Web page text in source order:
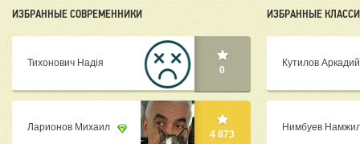
ИЗБРАННЫЕ СОВРЕМЕННИКИ
Тихонович Надія
0
Ларионов Михаил
4 873
ИЗБРАННЫЕ
Кутилов Аркадий
Нимбуев